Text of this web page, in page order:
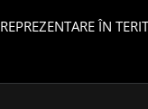
REPREZENTARE ÎN